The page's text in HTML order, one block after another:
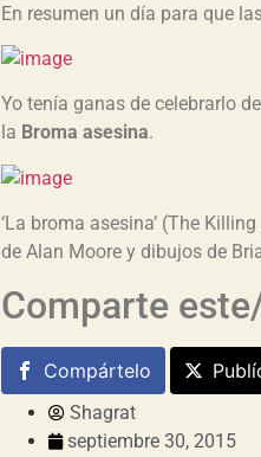
En resumen un día para que
Yo tenía ganas de celebrarlo
la Broma asesina.
‘La broma asesina’ (The
de Alan Moore y dibujos de
Comparte
Compártelo
Shagrat
septiembre 30, 2015